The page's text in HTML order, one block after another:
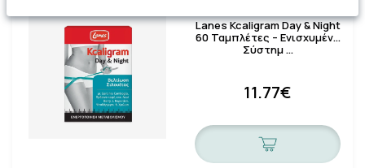
Lanes Kcaligram Day & Night
60 Ταμπλέτες – Ενισχυμένο
Σύστημ …
11.77€